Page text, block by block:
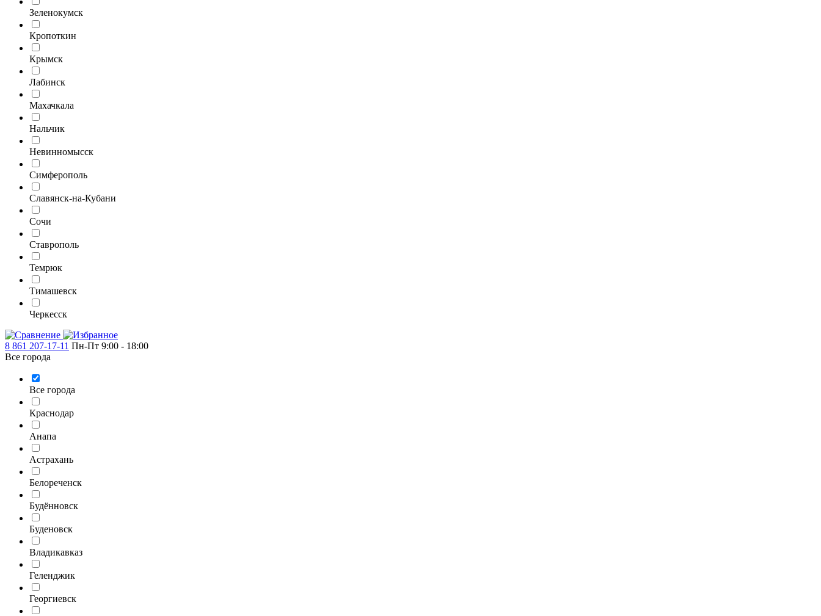
Зеленокумск
Кропоткин
Крымск
Лабинск
Махачкала
Нальчик
Невинномысск
Симферополь
Славянск-на-Кубани
Сочи
Ставрополь
Темрюк
Тимашевск
Черкесск
8 861 207-17-11 Пн-Пт 9:00 - 18:00
Все города
Все города
Краснодар
Анапа
Астрахань
Белореченск
Будённовск
Буденовск
Владикавказ
Геленджик
Георгиевск